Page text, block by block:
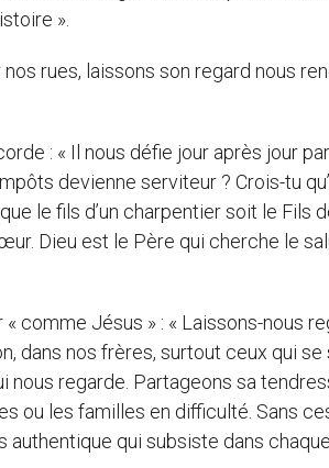
».
rues, laissons son regard nous
: « Il nous défie jour après jour
devienne serviteur ? Crois-tu
le fils d’un charpentier soit le Fils
Dieu est le Père qui cherche le
comme Jésus » : « Laissons-nous
dans nos frères, surtout ceux qui
nous regarde. Partageons sa
ou les familles en difficulté. Sans
qui subsiste dans chaque